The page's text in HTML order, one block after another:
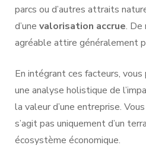
parcs ou d’autres attraits
d’une valorisation accrue. De
agréable attire généralement
En intégrant ces facteurs,
une analyse holistique de
la valeur d’une entreprise.
s’agit pas uniquement d’un
écosystème économique.